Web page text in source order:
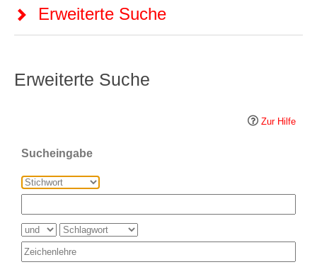
Erweiterte Suche
Erweiterte Suche
Zur Hilfe
Sucheingabe